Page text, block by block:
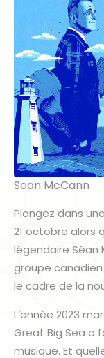
Sean McCann
Plongez dans
21 octobre alors
légendaire Séan
groupe
le cadre de la
L’année 2023
Great Big Sea a
musique. Et